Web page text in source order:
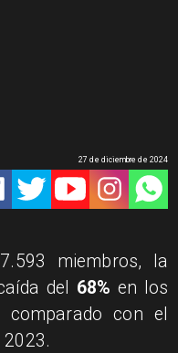
27 de diciembre de 2024
miembros, la
del 68% en los
comparado con el